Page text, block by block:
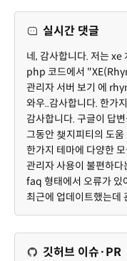
실시간 댓글
깃허브 이슈·PR